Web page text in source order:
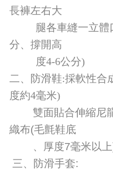
載
力
園
政
資
長褲左右大
腿各車縫一立體口
分、撐開高
度4-6公分)
二、
防滑鞋:採軟性合
度約4毫米)
雙面貼合伸縮尼龍
織布(毛氈鞋底
、厚度7毫米以上)
三、防滑手套: